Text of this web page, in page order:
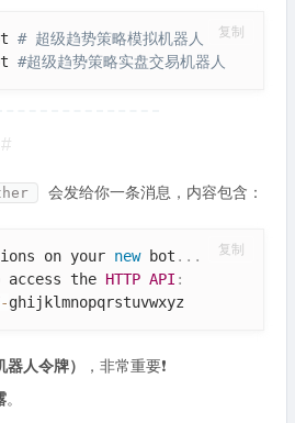
# 超级趋势策略模拟机器人
#超级趋势策略实盘交易机器人
复制
#
会发给你一条消息，内容包含：
on your new bot . . .
the HTTP API :
-ghijklmnopqrstuvwxyz
复制
人令牌）
，非常重要❗
。